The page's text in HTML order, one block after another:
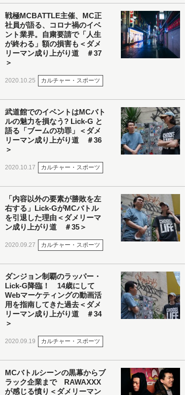
戦極MCBATTLE主催、MC正
社員が語る、コロナ禍のイベ
ント業界。自粛要請で「人生
が終わる」額の損害も＜ダメ
リーマン成り上がり道 ＃37
＞
2020.10.25 カルチャー・スポーツ
武道館でのイベントはMCバト
ルの魅力を損なう? Lick-G と
語る「ブームの功罪」＜ダメ
リーマン成り上がり道 ＃36
＞
2020.10.17 カルチャー・スポーツ
「内容以外の要素が勝敗を左
右する」Lick-GがMCバトル
を引退した理由＜ダメリーマ
ン成り上がり道 ＃35＞
2020.09.27 カルチャー・スポーツ
ダンジョン制覇のラッパー・
Lick-G降臨！ 14歳にして
Webマーケティングの動画活
用を指南してきた過去＜ダメ
リーマン成り上がり道 ＃34
＞
2020.09.19 カルチャー・スポーツ
MCバトルシーンの黒幕からブ
ラック企業まで RAWAXXX
が感じる憤り＜ダメリーマン